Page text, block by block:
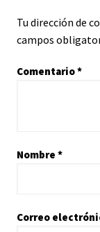
Tu dirección de
campos
Comentario*
Nombre *
Correo